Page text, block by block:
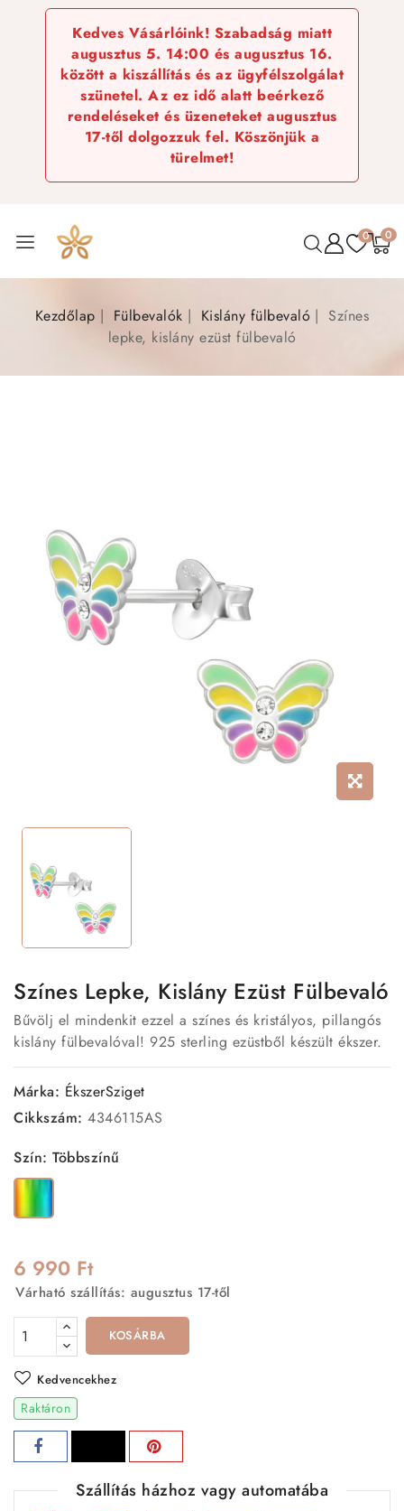
Kedves Vásárlóink! Szabadság miatt
augusztus 5. 14:00 és augusztus 16.
között a kiszállítás és az ügyfélszolgálat
szünetel. Az ez idő alatt beérkező
rendeléseket és üzeneteket augusztus
17-től dolgozzuk fel. Köszönjük a
türelmet!
0 0
Kezdőlap Fülbevalók Kislány fülbevaló
Színes
lepke, kislány ezüst fülbevaló
Színes Lepke, Kislány Ezüst Fülbevaló
Bűvölj el mindenkit ezzel a színes és kristályos, pillangós
kislány fülbevalóval! 925 sterling ezüstből készült ékszer.
Márka: ÉkszerSziget
Cikkszám: 4346115AS
Szín: Többszínű
Többszínű
6 990 Ft
Várható szállítás: augusztus 17-től
KOSÁRBA
Kedvencekhez
Raktáron
Szállítás házhoz vagy automatába